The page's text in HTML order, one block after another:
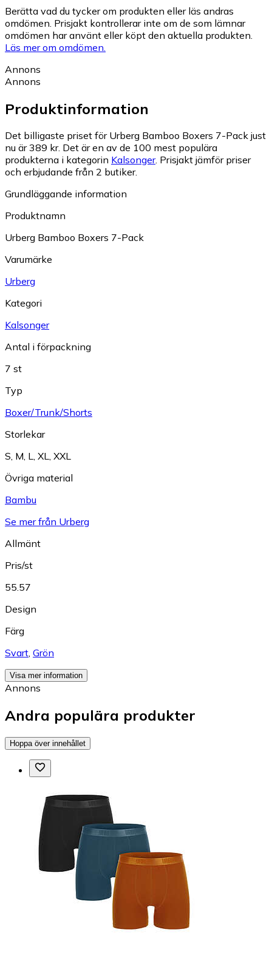
Berätta vad du tycker om produkten eller läs andras
omdömen. Prisjakt kontrollerar inte om de som lämnar
omdömen har använt eller köpt den aktuella produkten.
Läs mer om omdömen.
Annons
Annons
Produktinformation
Det billigaste priset för Urberg Bamboo Boxers 7-Pack just
nu är 389 kr. Det är en av de 100 mest populära
produkterna i kategorin Kalsonger. Prisjakt jämför priser
och erbjudande från 2 butiker.
Grundläggande information
Produktnamn
Urberg Bamboo Boxers 7-Pack
Varumärke
Urberg
Kategori
Kalsonger
Antal i förpackning
7 st
Typ
Boxer/Trunk/Shorts
Storlekar
S, M, L, XL, XXL
Övriga material
Bambu
Se mer från Urberg
Allmänt
Pris/st
55.57
Design
Färg
Svart, Grön
Visa mer information
Annons
Andra populära produkter
Hoppa över innehållet